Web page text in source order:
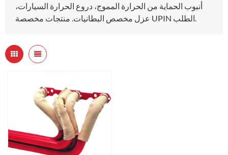
أنبوب الحماية من الحرارة المموج، دروع الحرارة السيارات،